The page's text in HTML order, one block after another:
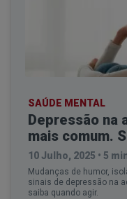
SAÚDE MENTAL
Depressão na
mais comum.
10 Julho, 2025 • 5
Mudanças de humor,
sinais de depressão na
saiba quando agir.